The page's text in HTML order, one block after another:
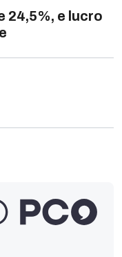
24,5%, e lucro